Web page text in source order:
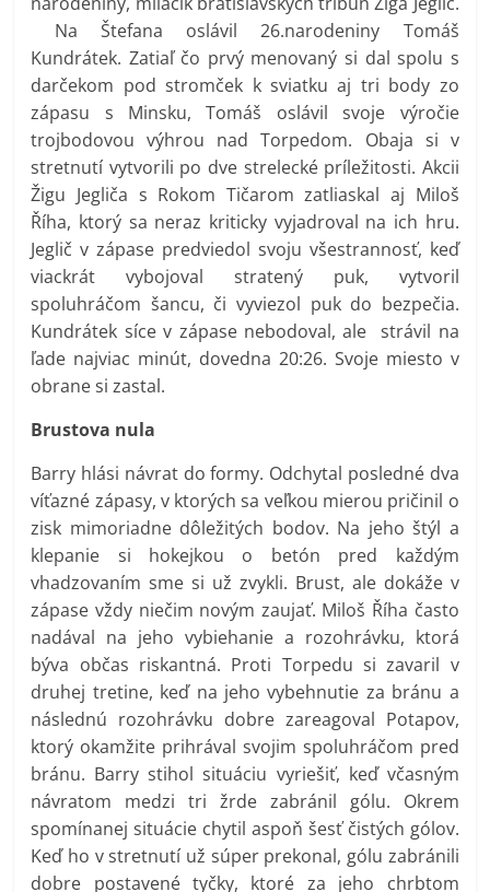
Na Štefana oslávil 26.narodeniny Tomáš
Kundrátek. Zatiaľ čo prvý menovaný si dal spolu s
darčekom pod stromček k sviatku aj tri body zo
zápasu s Minsku, Tomáš oslávil svoje výročie
trojbodovou výhrou nad Torpedom. Obaja si v
stretnutí vytvorili po dve strelecké príležitosti. Akcii
Žigu Jegliča s Rokom Tičarom zatliaskal aj Miloš
Říha, ktorý sa neraz kriticky vyjadroval na ich hru.
Jeglič v zápase predviedol svoju všestrannosť, keď
viackrát vybojoval stratený puk, vytvoril
spoluhráčom šancu, či vyviezol puk do bezpečia.
Kundrátek síce v zápase nebodoval, ale strávil na
ľade najviac minút, dovedna 20:26. Svoje miesto v
obrane si zastal.
Brustova nula
Barry hlási návrat do formy. Odchytal posledné dva
víťazné zápasy, v ktorých sa veľkou mierou pričinil o
zisk mimoriadne dôležitých bodov. Na jeho štýl a
klepanie si hokejkou o betón pred každým
vhadzovaním sme si už zvykli. Brust, ale dokáže v
zápase vždy niečim novým zaujať. Miloš Říha často
nadával na jeho vybiehanie a rozohrávku, ktorá
býva občas riskantná. Proti Torpedu si zavaril v
druhej tretine, keď na jeho vybehnutie za bránu a
následnú rozohrávku dobre zareagoval Potapov,
ktorý okamžite prihrával svojim spoluhráčom pred
bránu. Barry stihol situáciu vyriešiť, keď včasným
návratom medzi tri žrde zabránil gólu. Okrem
spomínanej situácie chytil aspoň šesť čistých gólov.
Keď ho v stretnutí už súper prekonal, gólu zabránili
dobre postavené tyčky, ktoré za jeho chrbtom